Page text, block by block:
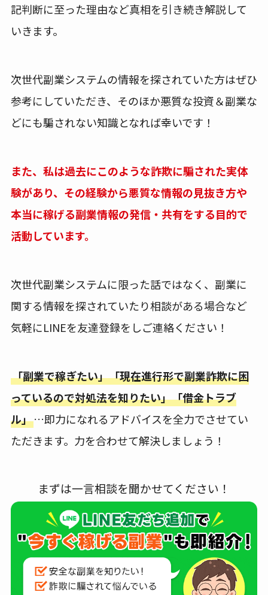
記判断に至った理由など真相を引き続き解説して
いきます。
次世代副業システムの情報を探されていた方はぜひ
参考にしていただき、そのほか悪質な投資＆副業な
どにも騙されない知識となれば幸いです！
また、私は過去にこのような詐欺に騙された実体
験があり、その経験から悪質な情報の見抜き方や
本当に稼げる副業情報の発信・共有をする目的で
活動しています。
次世代副業システムに限った話ではなく、副業に
関する情報を探されていたり相談がある場合など
気軽にLINEを友達登録をしご連絡ください！
「副業で稼ぎたい」「現在進行形で副業詐欺に困
っているので対処法を知りたい」「借金トラブ
ル」…即力になれるアドバイスを全力でさせてい
ただきます。力を合わせて解決しましょう！
まずは一言相談を聞かせてください！